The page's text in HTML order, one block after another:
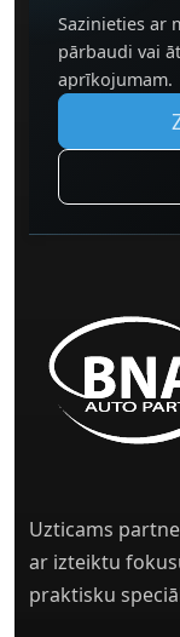
Sazinieties ar
pārbaudi vai
aprīkojumam.
Uzticams
ar izteiktu
praktisku